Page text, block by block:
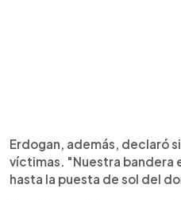
Erdogan, además, declaró
víctimas. "Nuestra bandera
hasta la puesta de sol del